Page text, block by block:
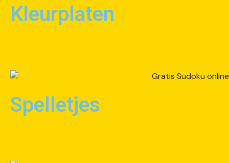
Kleurplaten
Spelletjes